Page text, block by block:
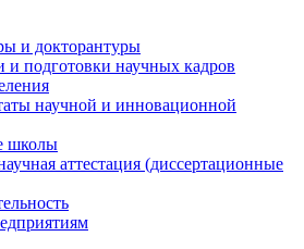
и докторантуры
и подготовки научных кадров
научной и инновационной
школы
аттестация (диссертационные